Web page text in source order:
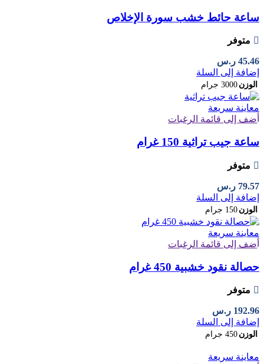
ساعة حائط خشب سورة الإخلاص
متوفر
45.46 ر.س
إضافة إلى السلة
الوزن3000 جرام
معاينة سريعة
أضف إلى قائمة الرغبات
ساعة جيب تراثية 150 غرام
متوفر
79.57 ر.س
إضافة إلى السلة
الوزن150 جرام
معاينة سريعة
أضف إلى قائمة الرغبات
حصالة نقود خشبية 450 غرام
متوفر
192.96 ر.س
إضافة إلى السلة
الوزن450 جرام
معاينة سريعة